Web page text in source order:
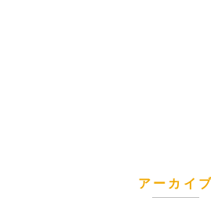
アーカイブ